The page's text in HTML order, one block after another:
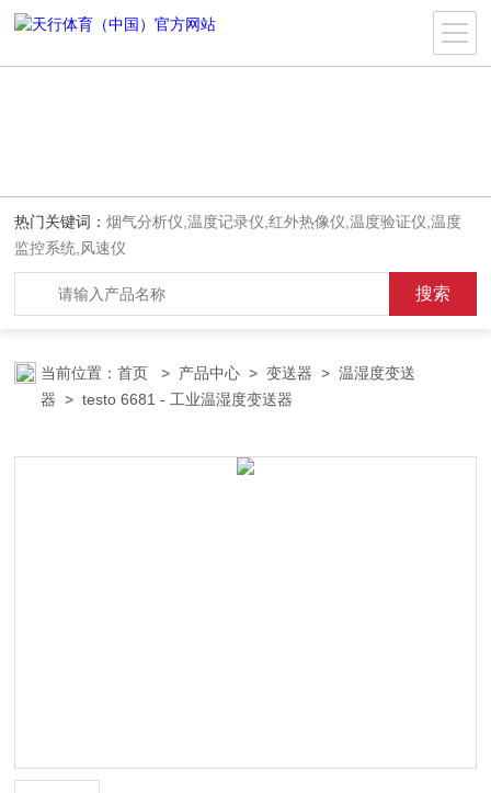
热门关键词：烟气分析仪,温度记录仪,红外热像仪,温度验证仪,温度
监控系统,风速仪
当前位置：首页 > 产品中心 >变送器 >温湿度变送
器 > testo 6681 - 工业温湿度变送器